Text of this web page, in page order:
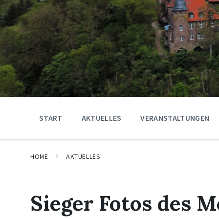
START AKTUELLES VERANSTALTUNGEN
HOME AKTUELLES
Sieger Fotos des